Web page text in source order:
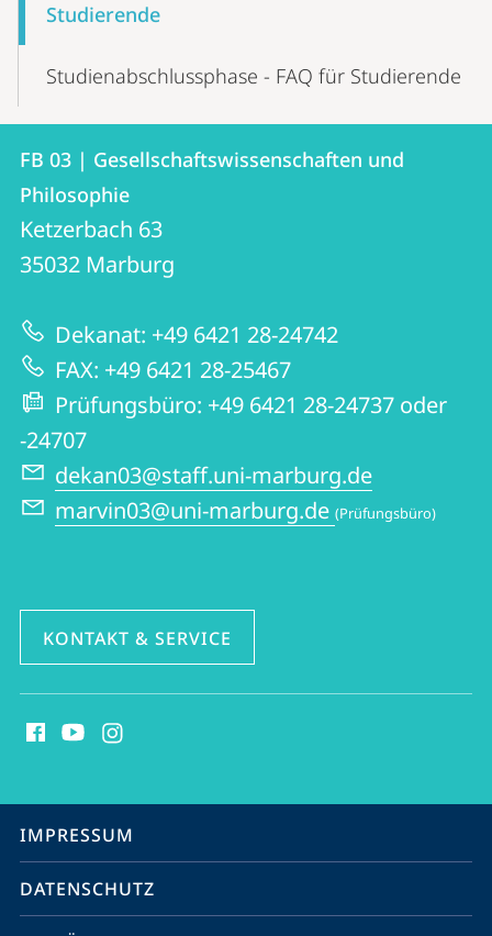
Studierende
Studienabschlussphase - FAQ für Studierende
Kontakt
und
Informationen
zur
Website
Kontaktinformationen
FB
03
|
Gesellschaftswissenschaften
und
Philosophie
FB 03 | Gesellschaftswissenschaften und
Philosophie
Ketzerbach 63
35032 Marburg
Dekanat: +49 6421 28-24742
FAX: +49 6421 28-25467
Prüfungsbüro: +49 6421 28-24737 oder
-24707
dekan03@staff.uni-marburg.de
marvin03@uni-marburg.de (Prüfungsbüro)
KONTAKT & SERVICE
Media
Service-
Navigation
IMPRESSUM
DATENSCHUTZ